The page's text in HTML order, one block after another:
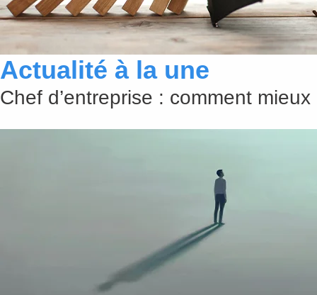
Actualité à la une
Chef d’entreprise : comment